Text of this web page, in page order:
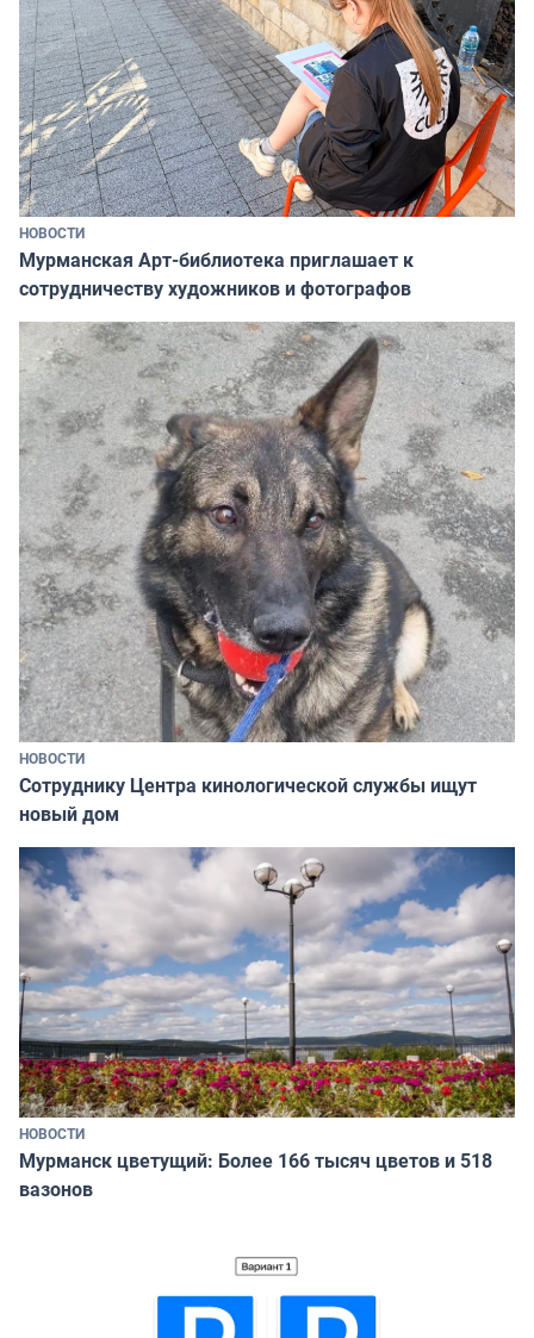
НОВОСТИ
Мурманская Арт-библиотека приглашает к
сотрудничеству художников и фотографов
НОВОСТИ
Сотруднику Центра кинологической службы ищут
новый дом
НОВОСТИ
Мурманск цветущий: Более 166 тысяч цветов и 518
вазонов